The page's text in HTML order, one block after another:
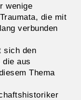
wenige
die mit
verbunden
sich den
die aus
Thema